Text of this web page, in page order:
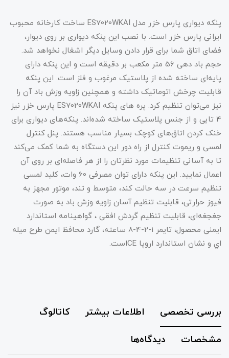
پنکه دیواری پارس خزر مدل ES7020WKAI ساخت کارخانه محبوب
ایرانی پارس خزر است. با نصب این پنکه دیواری بر روی دیوار،
فضای اتاق شما برای قرار دادن وسایل دیگر اشغال نخواهد شد.
حجم باد دهی 56 متر مکعب بر دقیقه است و این پنکه دارای
پایه‌‌ای ساخته شده از پلاستیک مرغوب و فلز است. این پنکه
قابلیت چرخش اتوماتیک داشته و همچنین زاویه وزش باد آن را
نیز می‌توان تنظیم کرد. پره های پنکه ES7020WKAI پارس خزر نیز
4 تایی و از جنس پلاستیک ساخته شده‌اند. پنکه‌های دیواری برای
خنک کردن اتاق‌های کوچک بسیار مناسب هستند. پنل کنترل
لمسی و ریموت کنترل از راه دور این دستگاه به شما کمک می‌کند
تا به آسانی تنظیمات مورد نظرتان را از هر فاصله‌ای بر روی آن
اعمال نمایید. این پنکه دارای توان مصرفی 60 وات، کلید لمسی
تنظیم سرعت در سه حالت کند، متوسط و تند، موتور مجهز به
فیوز حرارتی، قابلیت تنظیم آسان زاویه وزش باد به صورت
جغجغه‌ای، قابلیت تنظیم گردش افقی ، گواهینامه استاندارد
ایمنی محصول، تايمر 1-2-4-8 ساعته، گارد محافظ ايمن طرح ميله
اي و نشان استاندارد اروپا CEاست.
بررسی تخصصی اطلاعات بیشتر کاتالوگ
مشخصات دیدگاه‌ها